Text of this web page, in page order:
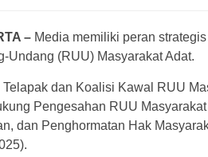
– Media memiliki peran
Undang (RUU) Masyarakat Adat.
Telapak dan Koalisi Kawal RUU
Pengesahan RUU
dan Penghormatan Hak